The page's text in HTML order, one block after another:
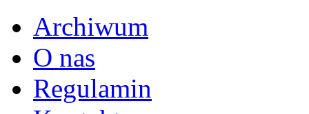
Archiwum
O nas
Regulamin